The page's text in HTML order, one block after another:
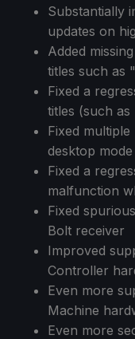
Substantially
updates on
Added
titles such as
Fixed a
titles (such
Fixed
desktop mode
Fixed a
malfunction
Fixed
Bolt receiver
Improved
Controller
Even more
Machine
Even more